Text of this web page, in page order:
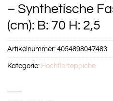
– Synthetische
(cm): B: 70 H: 2,5
Artikelnummer:4054898047483
Kategorie: Hochflorteppiche